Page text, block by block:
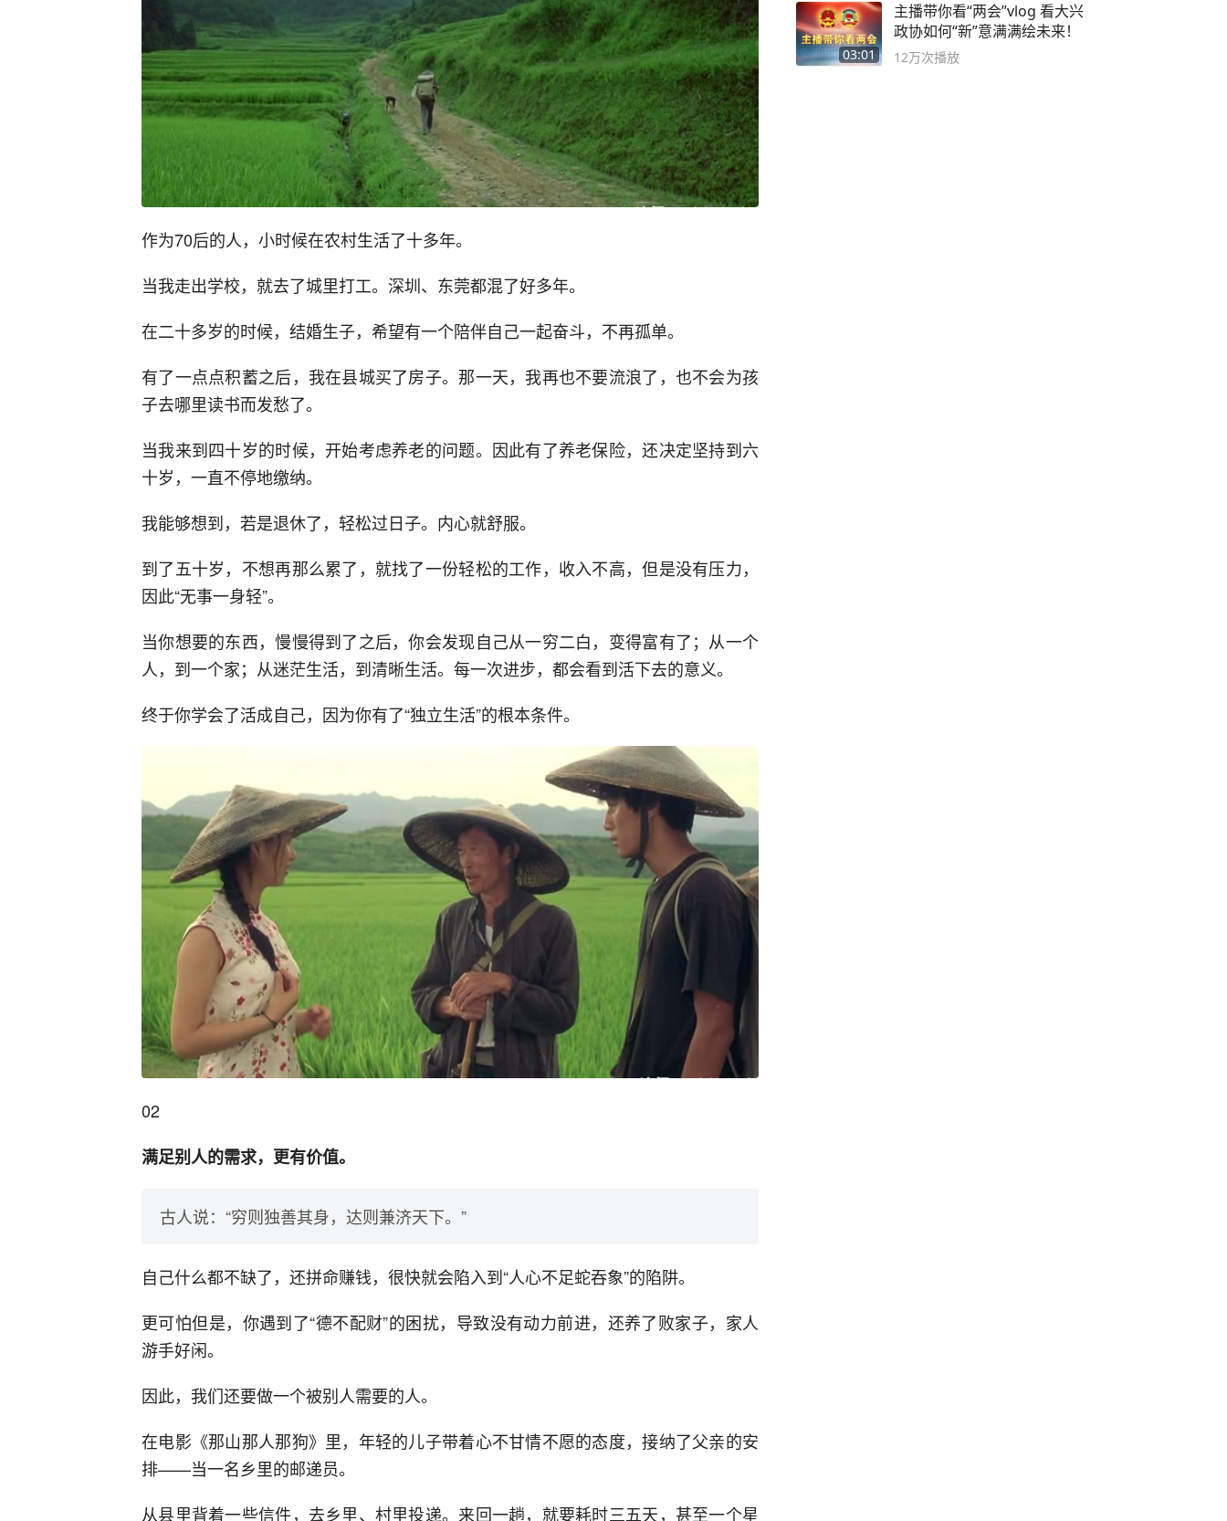
作为70后的人，小时候在农村生活了十多年。
当我走出学校，就去了城里打工。深圳、东莞都混了好多年。
在二十多岁的时候，结婚生子，希望有一个陪伴自己一起奋斗，不再孤单。
有了一点点积蓄之后，我在县城买了房子。那一天，我再也不要流浪了，也不会为孩
子去哪里读书而发愁了。
当我来到四十岁的时候，开始考虑养老的问题。因此有了养老保险，还决定坚持到六
十岁，一直不停地缴纳。
我能够想到，若是退休了，轻松过日子。内心就舒服。
到了五十岁，不想再那么累了，就找了一份轻松的工作，收入不高，但是没有压力，
因此“无事一身轻”。
当你想要的东西，慢慢得到了之后，你会发现自己从一穷二白，变得富有了；从一个
人，到一个家；从迷茫生活，到清晰生活。每一次进步，都会看到活下去的意义。
终于你学会了活成自己，因为你有了“独立生活”的根本条件。
02
满足别人的需求，更有价值。
古人说：“穷则独善其身，达则兼济天下。”
自己什么都不缺了，还拼命赚钱，很快就会陷入到“人心不足蛇吞象”的陷阱。
更可怕但是，你遇到了“德不配财”的困扰，导致没有动力前进，还养了败家子，家人
游手好闲。
因此，我们还要做一个被别人需要的人。
在电影《那山那人那狗》里，年轻的儿子带着心不甘情不愿的态度，接纳了父亲的安
排——当一名乡里的邮递员。
从县里背着一些信件，去乡里、村里投递。来回一趟，就要耗时三五天，甚至一个星
03:01
主播带你看“两会”vlog 看大兴
政协如何“新”意满满绘未来！
12万次播放